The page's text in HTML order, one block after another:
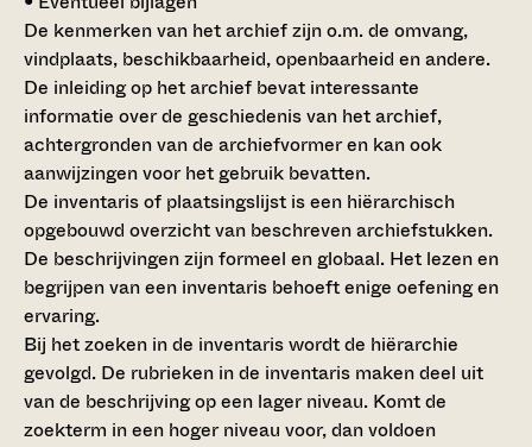
De kenmerken van het archief zijn o.m. de omvang,
vindplaats, beschikbaarheid, openbaarheid en andere.
De inleiding op het archief bevat interessante
informatie over de geschiedenis van het archief,
achtergronden van de archiefvormer en kan ook
aanwijzingen voor het gebruik bevatten.
De inventaris of plaatsingslijst is een hiërarchisch
opgebouwd overzicht van beschreven archiefstukken.
De beschrijvingen zijn formeel en globaal. Het lezen en
begrijpen van een inventaris behoeft enige oefening en
ervaring.
Bij het zoeken in de inventaris wordt de hiërarchie
gevolgd. De rubrieken in de inventaris maken deel uit
van de beschrijving op een lager niveau. Komt de
zoekterm in een hoger niveau voor, dan voldoen